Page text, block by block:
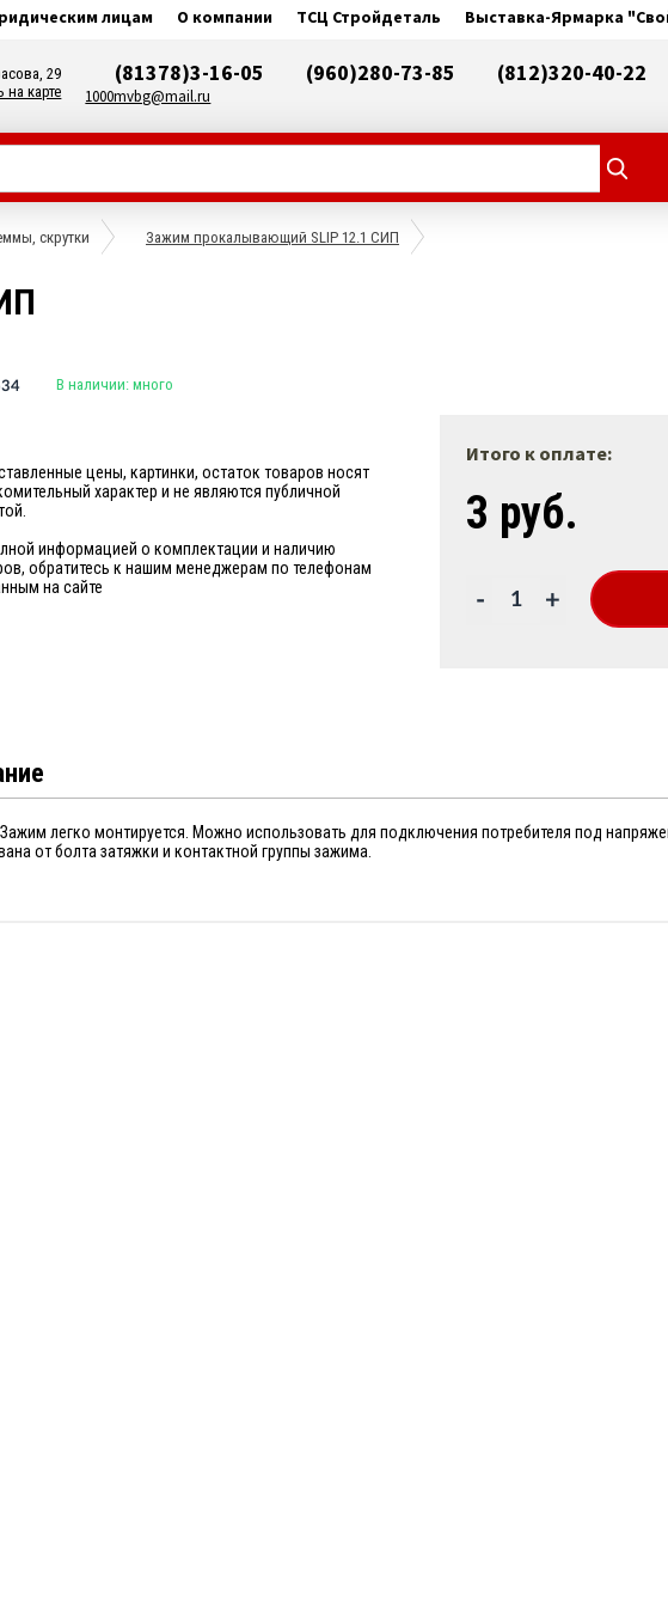
лицам О компании ТСЦ Стройдеталь Выставка-Ярмарка
29
на карте
(81378)3-16-05 (960)280-73-85 (812)320-40-22
1000mvbg@mail.ru
скрутки Зажим прокалывающий SLIP 12.1 СИП
В наличии: много
цены, картинки, остаток товаров носят
характер и не являются публичной
информацией о комплектации и наличию
обратитесь к нашим менеджерам по телефонам
на сайте
Итого к оплате:
3 руб.
+
-
Зажим легко монтируется. Можно использовать для подключения потребителя под
от болта затяжки и контактной группы зажима.